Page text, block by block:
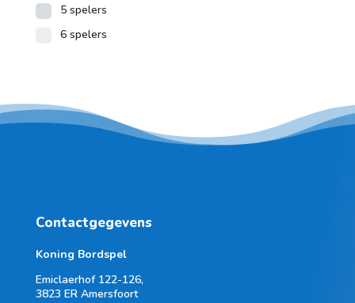
5 spelers
6 spelers
Contactgegevens
Koning Bordspel
Emiclaerhof 122-126,
3823 ER Amersfoort